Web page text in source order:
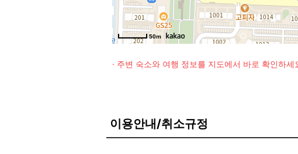
50m
· 주변 숙소와 여행 정보를 지도에서 바로 확인하세
이용안내/취소규정